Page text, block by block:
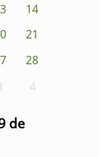
14
21
28
4
de